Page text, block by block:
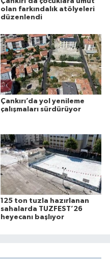
olan farkındalık atölyeleri
düzenlendi
Çankırı’da yol yenileme
çalışmaları sürdürüyor
125 ton tuzla hazırlanan
sahalarda TUZFEST’26
heyecanı başlıyor